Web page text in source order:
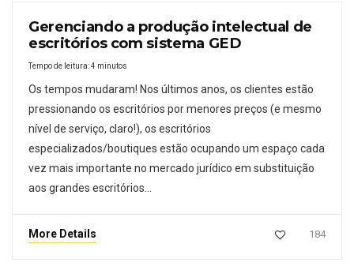
Gerenciando a produção intelectual de
escritórios com sistema GED
Tempo de leitura:4 minutos
Os tempos mudaram! Nos últimos anos, os clientes estão
pressionando os escritórios por menores preços (e mesmo
nível de serviço, claro!), os escritórios
especializados/boutiques estão ocupando um espaço cada
vez mais importante no mercado jurídico em substituição
aos grandes escritórios…
More Details 184